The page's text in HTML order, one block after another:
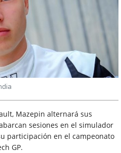
Mazepin alternará sus
sesiones en el simulador
participación en el campeonato
GP.